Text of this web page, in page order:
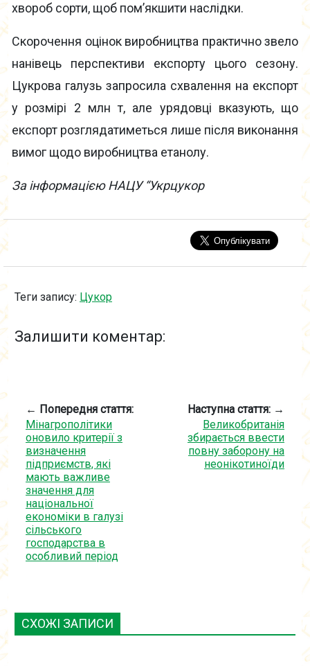
хвороб сорти, щоб пом’якшити наслідки.
Скорочення оцінок виробництва практично звело
нанівець перспективи експорту цього сезону.
Цукрова галузь запросила схвалення на експорт
у розмірі 2 млн т, але урядовці вказують, що
експорт розглядатиметься лише після виконання
вимог щодо виробництва етанолу.
За інформацією НАЦУ “Укрцукор
Теги запису: Цукор
Залишити коментар:
← Попередня стаття:
Мінагрополітики
оновило критерії з
визначення
підприємств, які
мають важливе
значення для
національної
економіки в галузі
сільського
господарства в
особливий період
Наступна стаття: →
Великобританія
збирається ввести
повну заборону на
неонікотиноїди
СХОЖІ ЗАПИСИ